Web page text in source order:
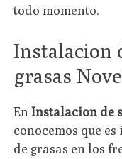
todo momento.
Instalacion
grasas
EnInstalacion de
conocemos que
de grasas en los